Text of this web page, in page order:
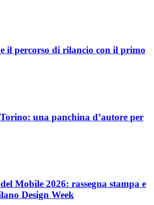
il percorso di rilancio con il primo
una panchina d’autore per
Mobile 2026: rassegna stampa e
Design Week